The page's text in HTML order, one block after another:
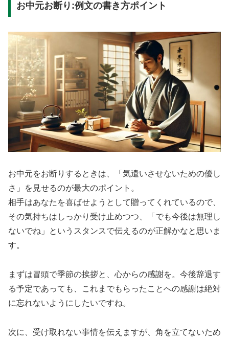
お中元お断り:例文の書き方ポイント
お中元をお断りするときは、「気遣いさせないための優し
さ」を見せるのが最大のポイント。
相手はあなたを喜ばせようとして贈ってくれているので、
その気持ちはしっかり受け止めつつ、「でも今後は無理し
ないでね」というスタンスで伝えるのが正解かなと思いま
す。
まずは冒頭で季節の挨拶と、心からの感謝を。今後辞退す
る予定であっても、これまでもらったことへの感謝は絶対
に忘れないようにしたいですね。
次に、受け取れない事情を伝えますが、角を立てないため